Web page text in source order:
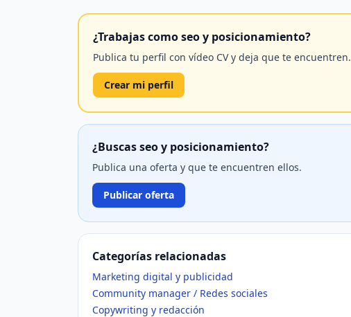
¿Trabajas como seo y posicionamiento?
Publica tu perfil con vídeo CV y deja que te encuentren.
Crear mi perfil
¿Buscas seo y posicionamiento?
Publica una oferta y que te encuentren ellos.
Publicar oferta
Categorías relacionadas
Marketing digital y publicidad
Community manager / Redes sociales
Copywriting y redacción